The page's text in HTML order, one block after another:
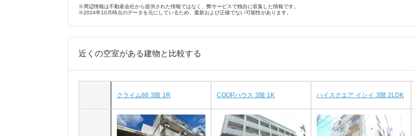
※周辺情報は不動産会社から提供された情報ではなく、弊サービスで独自に収集した情報です。
※2024年10月時点のデータを元にしているため、最新および正確でない可能性があります。
近くの空室がある建物と比較する
クライム88 3階 1R COOPハウス 3階 1K ハイスクエア イシイ 3階 2LDK